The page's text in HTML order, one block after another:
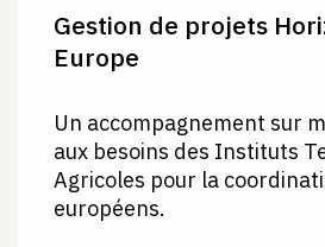
Gestion de projets
Europe
Un accompagnement sur
aux besoins des Instituts
Agricoles pour la
européens.